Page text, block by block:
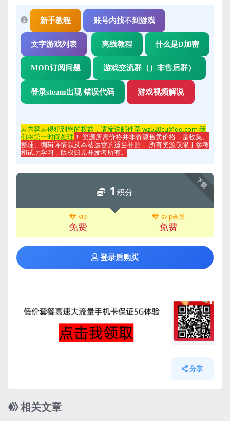
新手教程 账号内找不到游戏
文字游戏列表 离线教程 什么是D加密
MOD订阅问题 游戏交流群（）非售后群）
登录steam出现 错误代码 游戏视频解说
若内容若侵犯到您的权益，请发送邮件至 wz520cu@qq.com 我
们将第一时间处理 ！ 资源所需价格并非资源售卖价格，是收集、
整理、编辑详情以及本站运营的适当补贴， 所有资源仅限于参考
和试玩学习，版权归原开发者所有。
下载
1积分
vip
免费
svip会员
免费
登录后购买
分享
相关文章